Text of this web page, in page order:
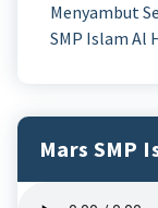
Menyambut
SMP Islam Al
Mars SMP